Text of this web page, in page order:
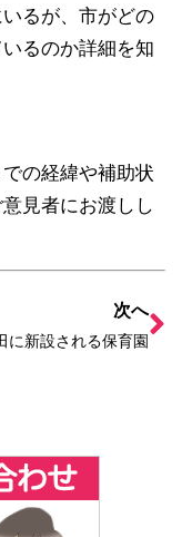
るが、市がどの
るのか詳細を知
の経緯や補助状
見者にお渡しし
次へ
に新設される保育園